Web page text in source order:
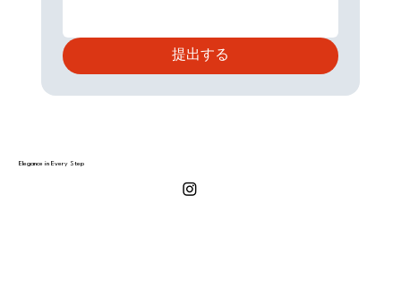
提出する
Elegance in Every Step